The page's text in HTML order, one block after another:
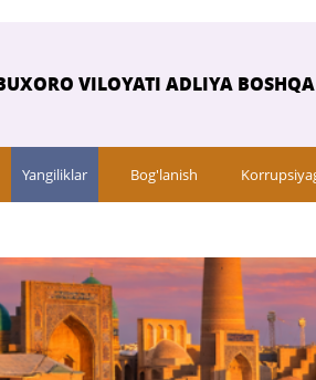
VILOYATI ADLIYA
Yangiliklar Bog'lanish